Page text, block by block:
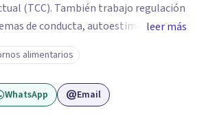
trabajo regulación
de conducta, autoestima y
sociales y emocionales en
juvenil. Me mantengo en constante
para brindar el
efectivo a cada persona. Ofrezco
leer más
alimentarios
WhatsApp Email